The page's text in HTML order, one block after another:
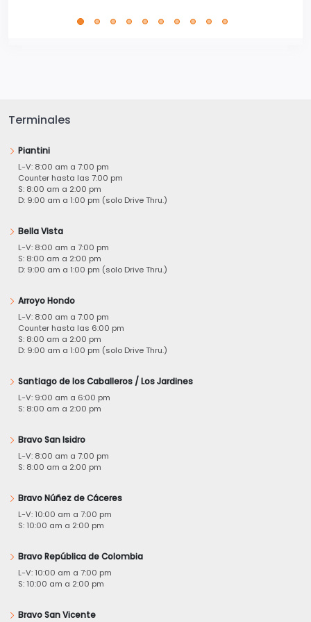
Terminales
Piantini
L-V: 8:00 am a 7:00 pm
Counter hasta las 7:00 pm
S: 8:00 am a 2:00 pm
D: 9:00 am a 1:00 pm (solo Drive Thru.)
Bella Vista
L-V: 8:00 am a 7:00 pm
S: 8:00 am a 2:00 pm
D: 9:00 am a 1:00 pm (solo Drive Thru.)
Arroyo Hondo
L-V: 8:00 am a 7:00 pm
Counter hasta las 6:00 pm
S: 8:00 am a 2:00 pm
D: 9:00 am a 1:00 pm (solo Drive Thru.)
Santiago de los Caballeros / Los Jardines
L-V: 9:00 am a 6:00 pm
S: 8:00 am a 2:00 pm
Bravo San Isidro
L-V: 8:00 am a 7:00 pm
S: 8:00 am a 2:00 pm
Bravo Núñez de Cáceres
L-V: 10:00 am a 7:00 pm
S: 10:00 am a 2:00 pm
Bravo República de Colombia
L-V: 10:00 am a 7:00 pm
S: 10:00 am a 2:00 pm
Bravo San Vicente